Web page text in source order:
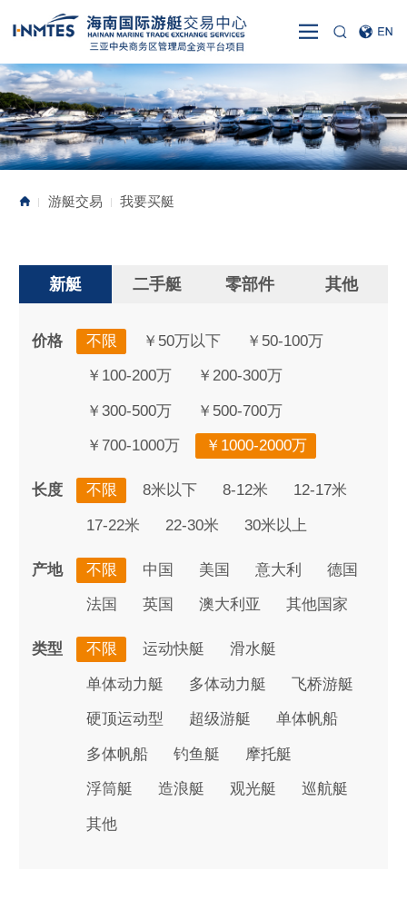
| 游艇交易 | 我要买艇
新艇 二手艇 零部件 其他
价格 不限 ￥50万以下 ￥50-100万
￥100-200万 ￥200-300万
￥300-500万 ￥500-700万
￥700-1000万 ￥1000-2000万
长度 不限 8米以下 8-12米 12-17米
17-22米 22-30米 30米以上
产地 不限 中国 美国 意大利 德国
法国 英国 澳大利亚 其他国家
类型 不限 运动快艇 滑水艇
单体动力艇 多体动力艇 飞桥游艇
硬顶运动型 超级游艇 单体帆船
多体帆船 钓鱼艇 摩托艇
浮筒艇 造浪艇 观光艇 巡航艇
其他